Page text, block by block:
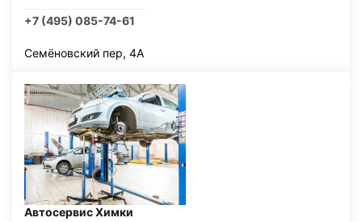
+7 (495) 085-74-61
Семёновский пер, 4А
Автосервис Химки